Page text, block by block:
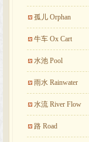
孤儿 Orphan
牛车 Ox Cart
水池 Pool
雨水 Rainwater
水流 River Flow
路 Road